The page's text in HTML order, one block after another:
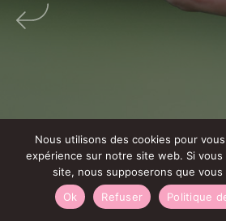
Famille Normandie Calvados
Loiret, Caen, Bayeux,
Gien, Sully sur
Nous utilisons des cookies pour
expérience sur notre site web. Si
site, nous supposerons que
Ok
Refuser Politique